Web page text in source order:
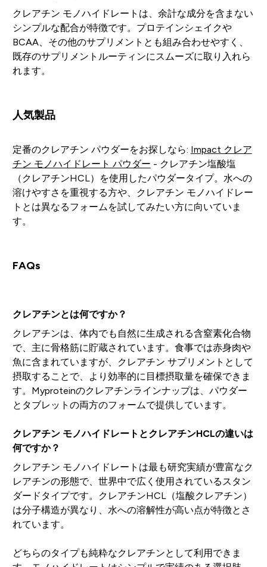
クレアチン モノハイドレートは、余計な成分を含まない
シンプルな配合が特徴です。プロテインシェイクや
BCAA、その他のサプリメントとも組み合わせやすく、
既存のサプリメントルーティンにスムーズに取り入れら
れます。
人気製品
定番のクレアチン パウダーをお探しなら: Impact クレア
チン モノハイドレート パウダー - クレアチン塩酸塩
（クレアチンHCL）を使用したパウダータイプ。水への
溶けやすさを重視する方や、クレアチン モノハイドレー
トとは異なるフォームを試してみたい方に向いていま
す。
FAQs
クレアチンとは何ですか？
クレアチンは、体内でも自然に生成される含窒素化合物
で、主に骨格筋に貯蔵されています。食事では赤身肉や
魚に含まれていますが、クレアチン サプリメントとして
摂取することで、より効率的に目標摂取量を確保できま
す。Myproteinのクレアチンラインナップは、パウダー
とタブレットの両方のフォームで提供しています。
クレアチン モノハイドレートとクレアチンHCLの違いは
何ですか？
クレアチン モノハイドレートは最も研究実績が豊富なク
レアチンの形態で、世界中で広く使用されているスタン
ダードタイプです。クレアチンHCL（塩酸クレアチン）
は分子構造が異なり、水への溶解性が高い点が特徴とさ
れています。
どちらのタイプも純粋なクレアチンとして利用できま